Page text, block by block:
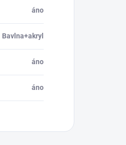
áno
Bavlna+akryl
áno
áno